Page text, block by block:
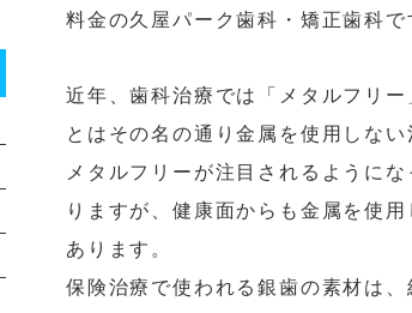
料金の久屋パーク歯科・矯正歯科で
近年、歯科治療では「メタルフリ
とはその名の通り金属を使用しな
メタルフリーが注目されるように
りますが、健康面からも金属を使
あります。
保険治療で使われる銀歯の素材は